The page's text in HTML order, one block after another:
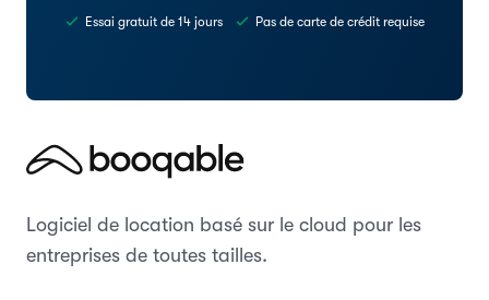
Essai gratuit de 14 jours Pas de carte de crédit requise
Logiciel de location basé sur le cloud pour les
entreprises de toutes tailles.